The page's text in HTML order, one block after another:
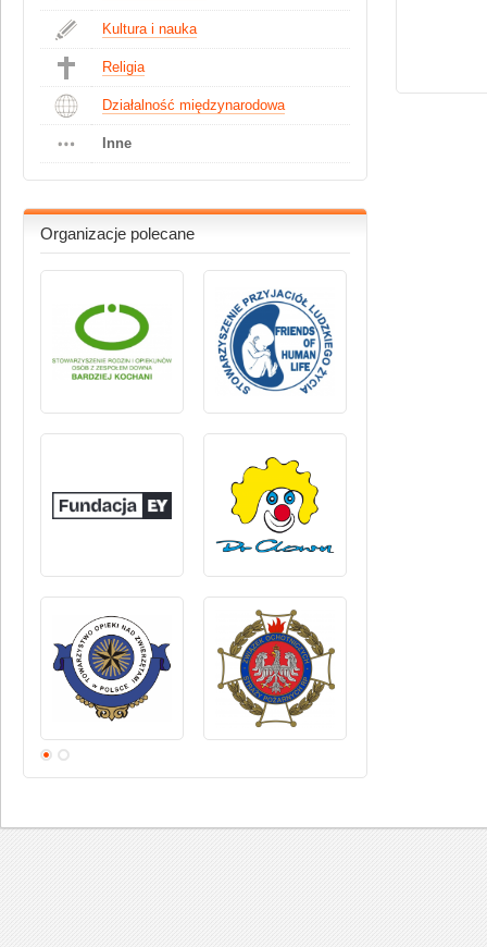
Kultura i nauka
Religia
Działalność międzynarodowa
Inne
Organizacje polecane